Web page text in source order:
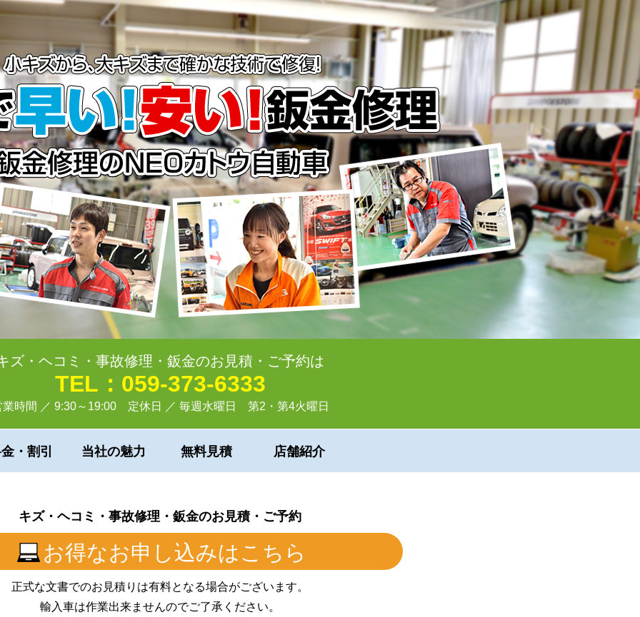
ズ・ヘコミ・事故修理・ 鈑金のお見積・ご予約は
TEL：059-373-6333
業時間 ／ 9:30～19:00 定休日 ／ 毎週水曜日 第2・第4火曜日
・割引 当社の魅力 無料見積 店舗紹介
キズ・ヘコミ・事故修理・ 鈑金のお見積・ご予約
お得なお申し込みはこちら
正式な文書でのお見積りは有料となる場合がございます。
輸入車は作業出来ませんのでご了承ください。